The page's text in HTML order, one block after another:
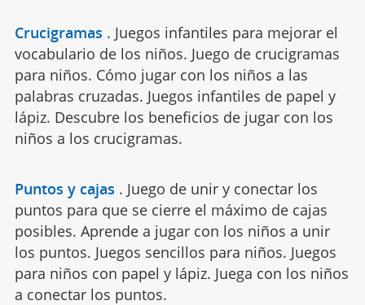
Crucigramas . Juegos infantiles para mejorar el
vocabulario de los niños. Juego de crucigramas
para niños. Cómo jugar con los niños a las
palabras cruzadas. Juegos infantiles de papel y
lápiz. Descubre los beneficios de jugar con los
niños a los crucigramas.
Puntos y cajas . Juego de unir y conectar los
puntos para que se cierre el máximo de cajas
posibles. Aprende a jugar con los niños a unir
los puntos. Juegos sencillos para niños. Juegos
para niños con papel y lápiz. Juega con los niños
a conectar los puntos.